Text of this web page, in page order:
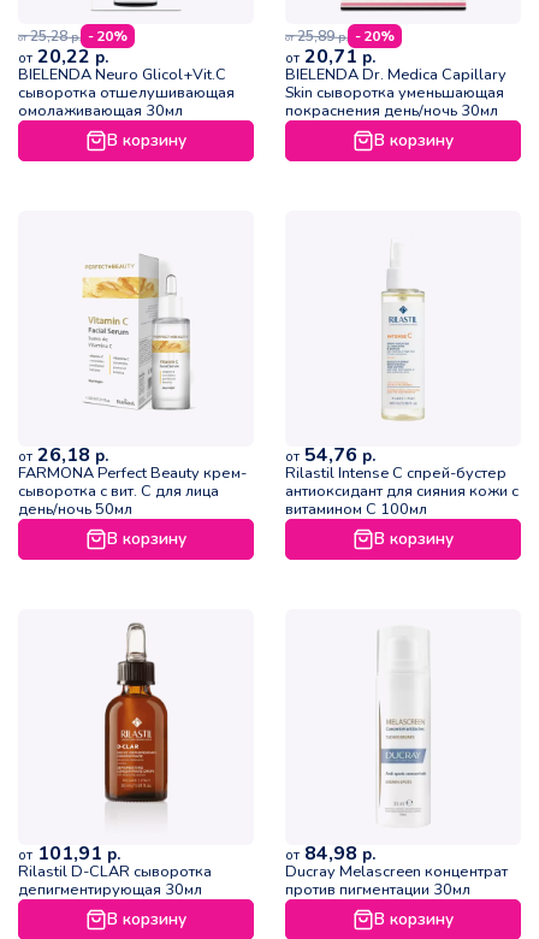
от 25,28р. - 20%
от 20,22 р.
BIELENDA Neuro Glicol+Vit.C
сыворотка отшелушивающая
омолаживающая 30мл
В корзину
от 25,89р. - 20%
от 20,71 р.
BIELENDA Dr. Medica Capillary
Skin сыворотка уменьшающая
покраснения день/ночь 30мл
В корзину
от 26,18 р.
FARMONA Perfect Beauty крем-
сыворотка с вит. С для лица
день/ночь 50мл
В корзину
от 54,76 р.
Rilastil Intense C спрей-бустер
антиоксидант для сияния кожи с
витамином C 100мл
В корзину
от 101,91 р.
Rilastil D-CLAR сыворотка
депигментирующая 30мл
В корзину
от 84,98 р.
Ducray Melascreen концентрат
против пигментации 30мл
В корзину